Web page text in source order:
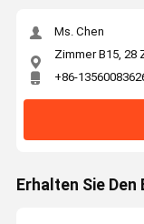
Ms. Chen
Zimmer B15, 28
+86-
Erhalten Sie